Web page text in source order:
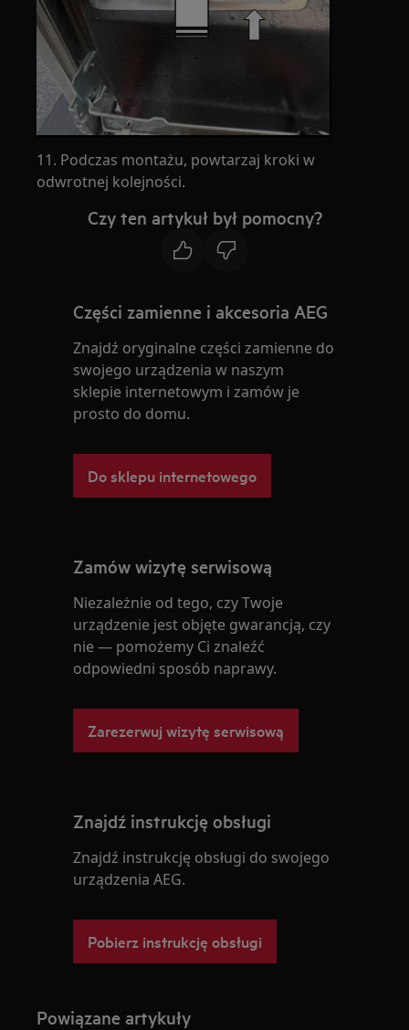
11. Podczas montażu, powtarzaj kroki w
odwrotnej kolejności.
Czy ten artykuł był pomocny?
Części zamienne i akcesoria AEG
Znajdź oryginalne części zamienne do
swojego urządzenia w naszym
sklepie internetowym i zamów je
prosto do domu.
Do sklepu internetowego
Zamów wizytę serwisową
Niezależnie od tego, czy Twoje
urządzenie jest objęte gwarancją, czy
nie — pomożemy Ci znaleźć
odpowiedni sposób naprawy.
Zarezerwuj wizytę serwisową
Znajdź instrukcję obsługi
Znajdź instrukcję obsługi do swojego
urządzenia AEG.
Pobierz instrukcję obsługi
Powiązane artykuły